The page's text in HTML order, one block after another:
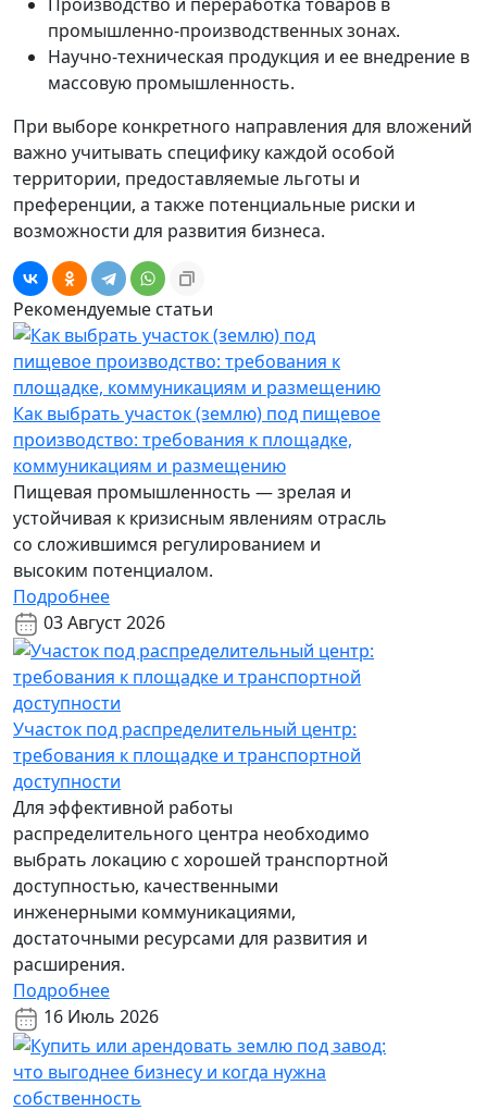
промышленно-производственных зонах.
Научно-техническая продукция и ее внедрение в
массовую промышленность.
При выборе конкретного направления для вложений
важно учитывать специфику каждой особой
территории, предоставляемые льготы и
преференции, а также потенциальные риски и
возможности для развития бизнеса.
Рекомендуемые статьи
Как выбрать участок (землю) под пищевое
производство: требования к площадке,
коммуникациям и размещению
Пищевая промышленность — зрелая и
устойчивая к кризисным явлениям отрасль
со сложившимся регулированием и
высоким потенциалом.
Подробнее
03 Август 2026
Участок под распределительный центр:
требования к площадке и транспортной
доступности
Для эффективной работы
распределительного центра необходимо
выбрать локацию с хорошей транспортной
доступностью, качественными
инженерными коммуникациями,
достаточными ресурсами для развития и
расширения.
Подробнее
16 Июль 2026